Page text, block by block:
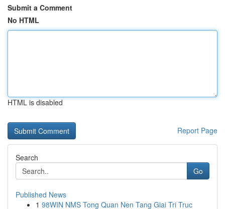
Submit a Comment
No HTML
HTML is disabled
Report Page
Search
Go
Published News
1 98WIN NMS Tong Quan Nen Tang Giai Tri Truc